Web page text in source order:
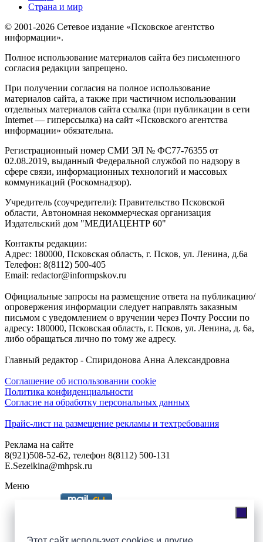
Страна и мир
© 2001-2026 Сетевое издание «Псковское агентство
информации».
Полное использование материалов сайта без письменного
согласия редакции запрещено.
При получении согласия на полное использование
материалов сайта, а также при частичном использовании
отдельных материалов сайта ссылка (при публикации в сети
Internet — гиперссылка) на сайт «Псковского агентства
информации» обязательна.
Регистрационный номер СМИ ЭЛ № ФС77-76355 от
02.08.2019, выданный Федеральной службой по надзору в
сфере связи, информационных технологий и массовых
коммуникаций (Роскомнадзор).
Учредитель (соучредители): Правительство Псковской
области, Автономная некоммерческая организация
Издательский дом "МЕДИАЦЕНТР 60"
Контакты редакции:
Адреc: 180000, Псковская область, г. Псков, ул. Ленина, д.6а
Телефон: 8(8112) 500-405
Email: redactor@informpskov.ru
Официальные запросы на размещение ответа на публикацию/
опровержения информации следует направлять заказным
письмом с уведомлением о вручении через Почту России по
адресу: 180000, Псковская область, г. Псков, ул. Ленина, д. 6а,
либо обращаться лично по тому же адресу.
Главный редактор - Спиридонова Анна Александровна
Соглашение об использовании cookie
Политика конфиденциальности
Согласие на обработку персональных данных
Прайс-лист на размещение рекламы и техтребования
Реклама на сайте
8(921)508-52-62, телефон 8(8112) 500-131
E.Sezeikina@mhpsk.ru
Меню